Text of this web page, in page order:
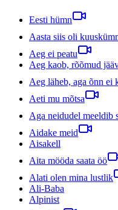
Eesti hümn
Aasta siis oli
Aeg ei peatu
Aeg kaob, rõõmud
Aeg läheb, aga õnn ei
Aeti mu mõtsa
Aga neidudel meeldib
Aidake meid
Aisakell
Aita mööda saata öö
Alati olen mina lustlik
Ali-Baba
Alpinist